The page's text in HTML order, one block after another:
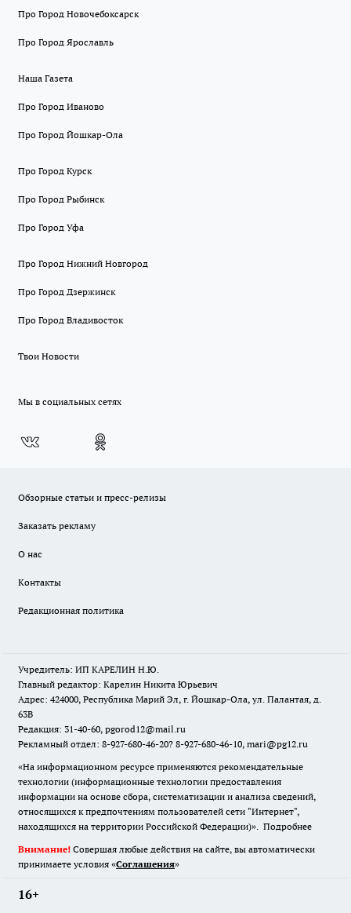
Про Город Новочебоксарск
Про Город Ярославль
Наша Газета
Про Город Иваново
Про Город Йошкар-Ола
Про Город Курск
Про Город Рыбинск
Про Город Уфа
Про Город Нижний Новгород
Про Город Дзержинск
Про Город Владивосток
Твои Новости
Мы в социальных сетях
Обзорные статьи и пресс-релизы
Заказать рекламу
О нас
Контакты
Редакционная политика
Учредитель: ИП КАРЕЛИН Н.Ю.
Главный редактор: Карелин Никита Юрьевич
Адрес: 424000, Республика Марий Эл, г. Йошкар-Ола, ул. Палантая, д.
63В
Редакция: 31-40-60, pgorod12@mail.ru
Рекламный отдел: 8-927-680-46-20? 8-927-680-46-10, mari@pg12.ru
«На информационном ресурсе применяются рекомендательные
технологии (информационные технологии предоставления
информации на основе сбора, систематизации и анализа сведений,
относящихся к предпочтениям пользователей сети "Интернет",
находящихся на территории Российской Федерации)». Подробнее
Внимание! Совершая любые действия на сайте, вы автоматически
принимаете условия «Cоглашения»
16+